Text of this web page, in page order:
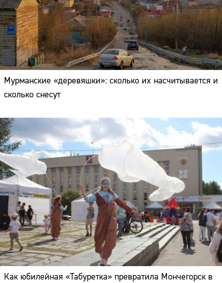
Мурманские «деревяшки»: сколько их насчитывается и
сколько снесут
Как юбилейная «Табуретка» превратила Мончегорск в